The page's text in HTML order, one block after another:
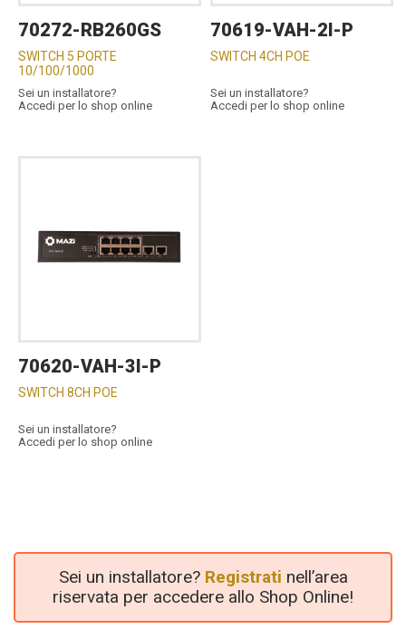
70272-RB260GS
SWITCH 5 PORTE
10/100/1000
Sei un installatore?
Accedi per lo shop online
70619-VAH-2I-P
SWITCH 4CH POE
Sei un installatore?
Accedi per lo shop online
70620-VAH-3I-P
SWITCH 8CH POE
Sei un installatore?
Accedi per lo shop online
Sei un installatore? Registrati nell’area
riservata per accedere allo Shop Online!